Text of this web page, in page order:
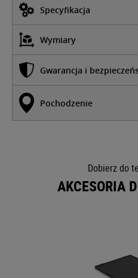
Specyfikacja
Wymiary
Gwarancja i
Pochodzenie
Dobierz do
AKCESORIA